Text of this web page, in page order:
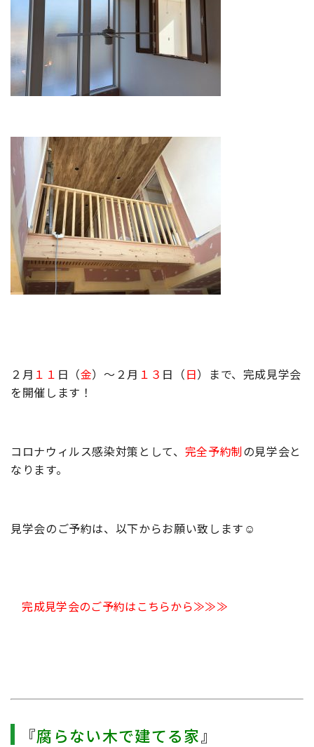
２月 １１ 日（金）～２月 １３ 日（日）まで、完成見学会
を開催します！
コロナウィルス感染対策として、 完全予約制の見学会と
なります。
見学会のご予約は、以下からお願い致します☺
完成見学会のご予約はこちらから≫≫≫
『腐らない木で建てる家』